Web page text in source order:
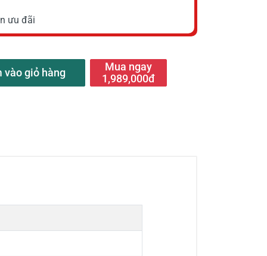
ưu đãi
vào giỏ hàng
Mua ngay
1,989,000đ